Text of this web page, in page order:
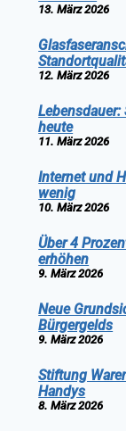
13. März 2026
12. März 2026
heute
11. März 2026
Internet und
wenig
10. März 2026
Über 4
erhöhen
9. März 2026
Neue
Bürgergelds
9. März 2026
Stiftung
Handys
8. März 2026